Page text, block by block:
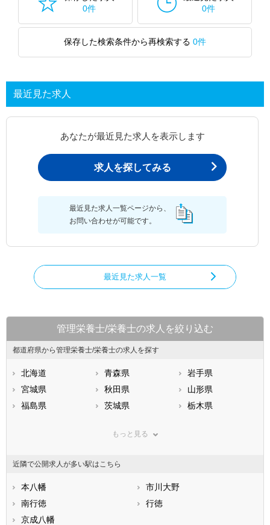
0件
0件
保存した検索条件から再検索する 0件
最近見た求人
あなたが最近見た求人を表示します
求人を探してみる
最近見た求人一覧ページから、
お問い合わせが可能です。
最近見た求人一覧
管理栄養士/栄養士の求人を絞り込む
都道府県から管理栄養士/栄養士の求人を探す
北海道 青森県
岩手県
宮城県
秋田県
山形県
福島県
茨城県
栃木県
神奈川県
石川県
福井県
静岡県
滋賀県
兵庫県
もっと見る
近隣で公開求人が多い駅はこちら
本八幡
市川大野
南行徳
行徳
京成八幡